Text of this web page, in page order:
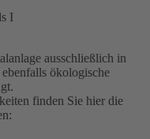
I
ausschließlich in
ökologische
finden Sie hier die